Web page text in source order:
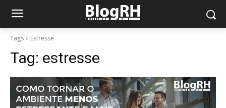
Tags Estresse
Tag: estresse